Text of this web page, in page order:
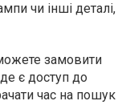
чи інші деталі,
замовити
є доступ до
час на пошук